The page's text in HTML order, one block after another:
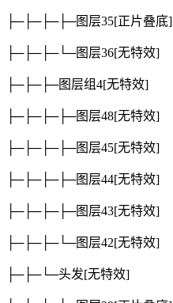
├─├─├─├─图层35[正片叠底]
├─├─├─└─图层36[无特效]
├─├─├─图层组4[无特效]
├─├─├─├─图层48[无特效]
├─├─├─├─图层45[无特效]
├─├─├─├─图层44[无特效]
├─├─├─├─图层43[无特效]
├─├─├─└─图层42[无特效]
├─├─└─头发[无特效]